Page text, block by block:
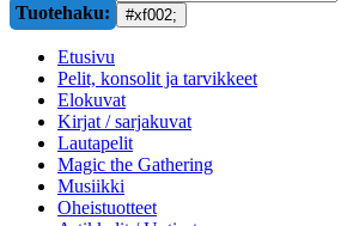
Tuotehaku:
Etusivu
Pelit, konsolit ja tarvikkeet
Elokuvat
Kirjat / sarjakuvat
Lautapelit
Magic the Gathering
Musiikki
Oheistuotteet